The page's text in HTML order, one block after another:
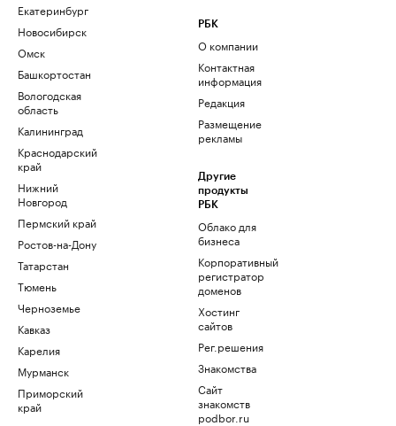
Екатеринбург
Новосибирск
Омск
Башкортостан
Вологодская
область
Калининград
Краснодарский
край
Нижний
Новгород
Пермский край
Ростов-на-Дону
Татарстан
Тюмень
Черноземье
Кавказ
Карелия
Мурманск
Приморский
край
РБК
О компании
Контактная
информация
Редакция
Размещение
рекламы
Другие
продукты
РБК
Облако для
бизнеса
Корпоративный
регистратор
доменов
Хостинг
сайтов
Рег.решения
Знакомства
Сайт
знакомств
podbor.ru